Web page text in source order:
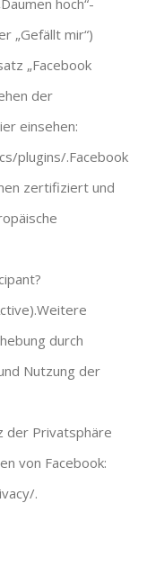
„Gefällt mir“)
„Facebook
der
einsehen:
plugins/.Facebook
zertifiziert und
durch
Nutzung der
der Privatsphäre
von Facebook:
.